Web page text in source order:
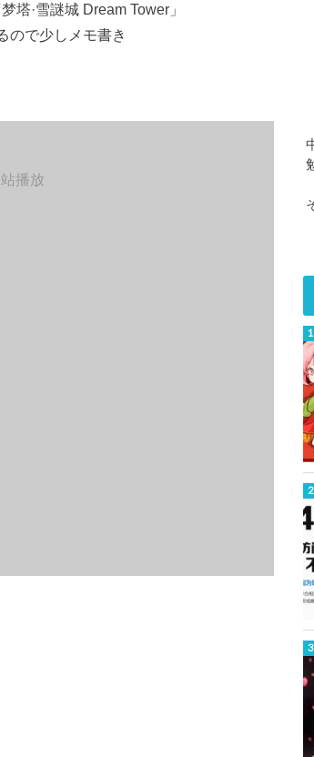
塔·雪謎城 Dream Tower」
ので少しメモ書き
播放